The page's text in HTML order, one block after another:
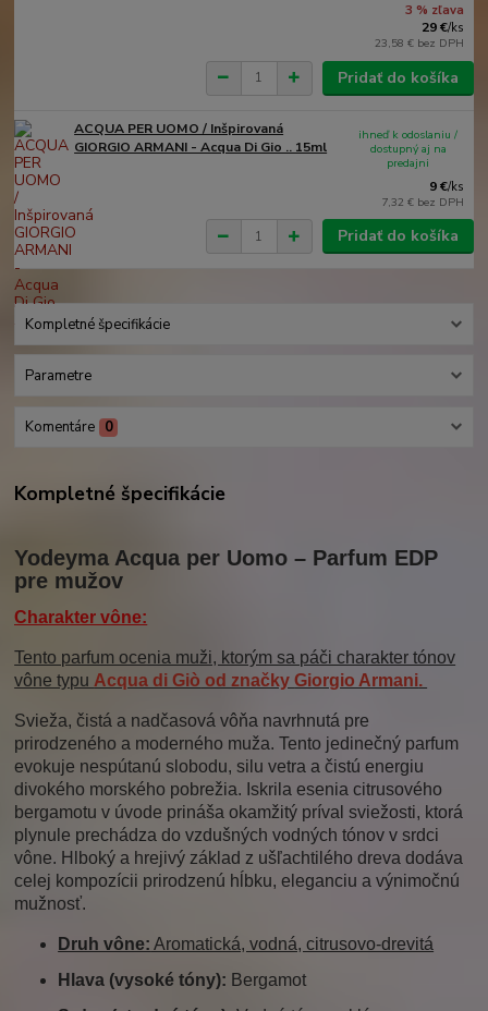
3 % zľava
29 €/ks
23,58 € bez DPH
Pridať do košíka
ACQUA PER UOMO / Inšpirovaná
GIORGIO ARMANI - Acqua Di Gio .. 15ml
9 €/ks
7,32 € bez DPH
ihneď k odoslaniu /
dostupný aj na
predajni
Pridať do košíka
Kompletné špecifikácie
Parametre
Komentáre 0
Kompletné špecifikácie
Yodeyma Acqua per Uomo – Parfum EDP
pre mužov
Charakter vône:
Tento parfum ocenia muži, ktorým sa páči charakter tónov
vône typu Acqua di Giò od značkyGiorgio Armani.
Svieža, čistá a nadčasová vôňa navrhnutá pre
prirodzeného a moderného muža. Tento jedinečný parfum
evokuje nespútanú slobodu, silu vetra a čistú energiu
divokého morského pobrežia. Iskrila esenia citrusového
bergamotu v úvode prináša okamžitý príval sviežosti, ktorá
plynule prechádza do vzdušných vodných tónov v srdci
vône. Hlboký a hrejivý základ z ušľachtilého dreva dodáva
celej kompozícii prirodzenú hĺbku, eleganciu a výnimočnú
mužnosť.
Druh vône: Aromatická, vodná, citrusovo-drevitá
Hlava (vysoké tóny): Bergamot